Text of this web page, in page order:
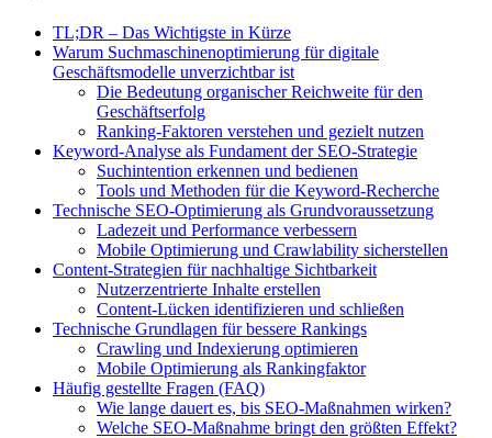
TL;DR – Das Wichtigste in Kürze
Warum Suchmaschinenoptimierung für digitale
Geschäftsmodelle unverzichtbar ist
Die Bedeutung organischer Reichweite für den
Geschäftserfolg
Ranking-Faktoren verstehen und gezielt nutzen
Keyword-Analyse als Fundament der SEO-Strategie
Suchintention erkennen und bedienen
Tools und Methoden für die Keyword-Recherche
Technische SEO-Optimierung als Grundvoraussetzung
Ladezeit und Performance verbessern
Mobile Optimierung und Crawlability sicherstellen
Content-Strategien für nachhaltige Sichtbarkeit
Nutzerzentrierte Inhalte erstellen
Content-Lücken identifizieren und schließen
Technische Grundlagen für bessere Rankings
Crawling und Indexierung optimieren
Mobile Optimierung als Rankingfaktor
Häufig gestellte Fragen (FAQ)
Wie lange dauert es, bis SEO-Maßnahmen wirken?
Welche SEO-Maßnahme bringt den größten Effekt?